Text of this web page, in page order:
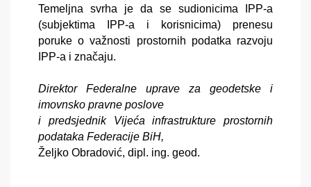
Temeljna svrha je da se sudionicima IPP-a
(subjektima IPP-a i korisnicima) prenesu
poruke o važnosti prostornih podatka razvoju
IPP-a i značaju.
Direktor Federalne uprave za geodetske i
imovnsko pravne poslove
i predsjednik Vijeća infrastrukture prostornih
podataka Federacije BiH,
Željko Obradović, dipl. ing. geod.